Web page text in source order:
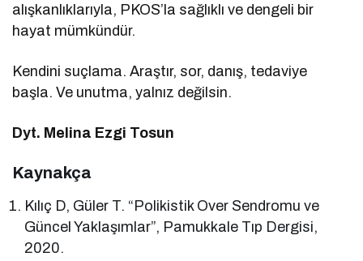
alışkanlıklarıyla, PKOS’la sağlıklı ve dengeli bir
hayat mümkündür.
Kendini suçlama. Araştır, sor, danış, tedaviye
başla. Ve unutma, yalnız değilsin.
Dyt. Melina Ezgi Tosun
Kaynakça
Kılıç D, Güler T. “Polikistik Over Sendromu ve
Güncel Yaklaşımlar”, Pamukkale Tıp Dergisi,
2020.